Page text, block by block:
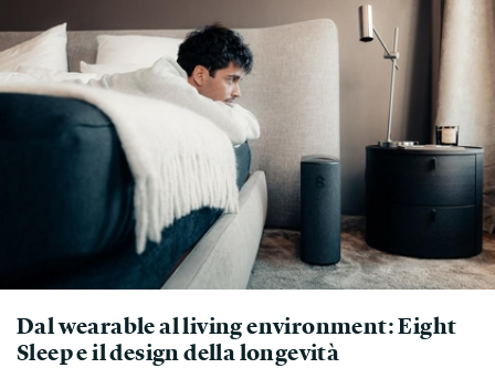
Dal wearable al living environment: Eight
Sleep e il design della longevità